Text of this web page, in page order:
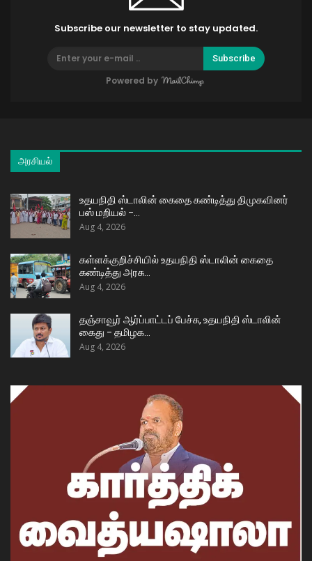
Subscribe our newsletter to stay updated.
Subscribe
Powered by
அரசியல்
உதயநிதி ஸ்டாலின் கைதை கண்டித்து திமுகவினர்
பஸ் மறியல் –…
Aug 4, 2026
கள்ளக்குறிச்சியில் உதயநிதி ஸ்டாலின் கைதை
கண்டித்து அரசு…
Aug 4, 2026
தஞ்சாவூர் ஆர்ப்பாட்டப் பேச்சு, உதயநிதி ஸ்டாலின்
கைது – தமிழக…
Aug 4, 2026